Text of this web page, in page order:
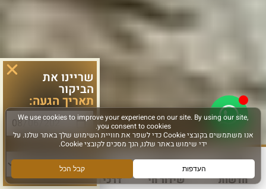
חדשות שידור חי דרכי הגעה עוד
שריינו את
הביקור
תאריך הגעה:
סוג פעילות: